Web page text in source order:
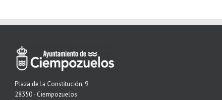
Plaza de la Constitución, 9
28350 - Ciempozuelos